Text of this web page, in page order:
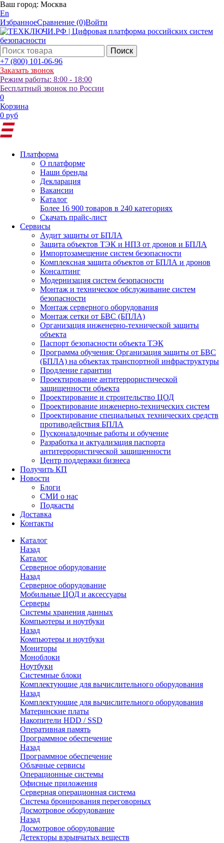
Ваш город: Москва
En
ИзбранноеСравнение (0)Войти
Поиск
+7 (800) 101-06-96
Заказать звонок
Режим работы: 8:00 - 18:00
Бесплатный звонок по России
0
Корзина
0 руб
Платформа
О платформе
Наши бренды
Декларация
Вакансии
Каталог
Более 16 900 товаров в 240 категориях
Скачать прайс-лист
Сервисы
Аудит защиты от БПЛА
Защита объектов ТЭК и НПЗ от дронов и БПЛА
Импортозамещение систем безопасности
Комплексная защита объектов от БПЛА и дронов
Консалтинг
Модернизация систем безопасности
Монтаж и техническое обслуживание систем
безопасности
Монтаж серверного оборудования
Монтаж сетки от БВС (БПЛА)
Организация инженерно-технической защиты
объекта
Паспорт безопасности объекта ТЭК
Программа обучения: Организация защиты от БВС
(БПЛА) на объектах транспортной инфраструктуры
Продление гарантии
Проектирование антитеррористической
защищенности объекта
Проектирование и строительство ЦОД
Проектирование инженерно-технических систем
Проектирование специальных технических средств
противодействия БПЛА
Пусконаладочные работы и обучение
Разработка и актуализация паспорта
антитеррористической защищенности
Центр поддержки бизнеса
Получить КП
Новости
Блоги
СМИ о нас
Подкасты
Доставка
Контакты
Каталог
Назад
Каталог
Серверное оборудование
Назад
Серверное оборудование
Мобильные ЦОД и аксессуары
Серверы
Системы хранения данных
Компьютеры и ноутбуки
Назад
Компьютеры и ноутбуки
Мониторы
Моноблоки
Ноутбуки
Системные блоки
Комплектующие для вычислительного оборудования
Назад
Комплектующие для вычислительного оборудования
Материнские платы
Накопители HDD / SSD
Оперативная память
Программное обеспечение
Назад
Программное обеспечение
Облачные сервисы
Операционные системы
Офисные приложения
Серверная операционная система
Система бронирования переговорных
Досмотровое оборудование
Назад
Досмотровое оборудование
Детекторы взрывчатых веществ